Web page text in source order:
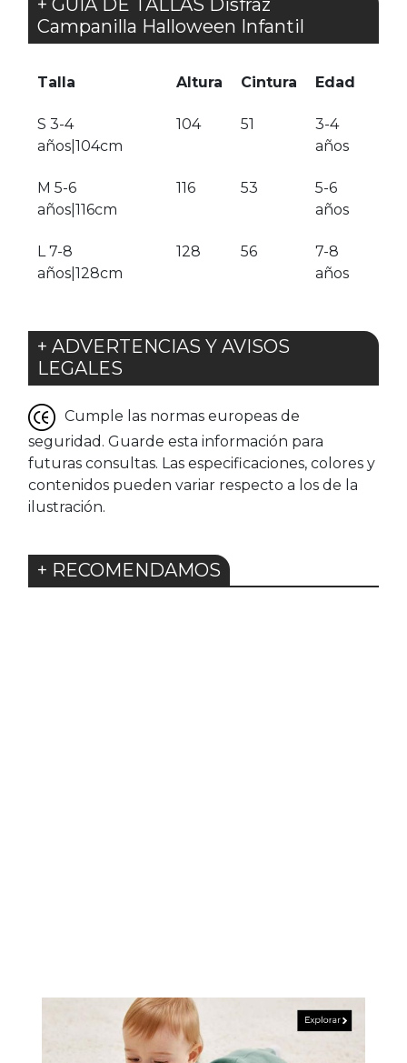
+ GUÍA DE TALLAS Disfraz
Campanilla Halloween Infantil
Talla Altura Cintura Edad
S 3-4
años|104cm
104 51
3-4
años
M 5-6
años|116cm
116 53
5-6
años
L 7-8
años|128cm
128 56
7-8
años
+ ADVERTENCIAS Y AVISOS
LEGALES
Cumple las normas europeas de
seguridad. Guarde esta información para
futuras consultas. Las especificaciones, colores y
contenidos pueden variar respecto a los de la
ilustración.
+ RECOMENDAMOS